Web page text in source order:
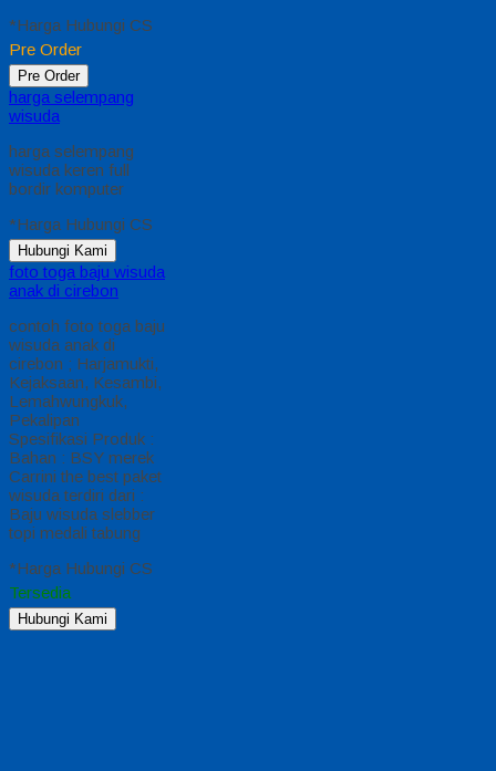
*Harga Hubungi CS
Pre Order
Pre Order
harga selempang
wisuda
harga selempang
wisuda keren full
bordir komputer
*Harga Hubungi CS
Hubungi Kami
foto toga baju wisuda
anak di cirebon
contoh foto toga baju
wisuda anak di
cirebon ; Harjamukti,
Kejaksaan, Kesambi,
Lemahwungkuk,
Pekalipan
Spesifikasi Produk :
Bahan : BSY merek
Carrini the best paket
wisuda terdiri dari :
Baju wisuda slebber
topi medali tabung
*Harga Hubungi CS
Tersedia
Hubungi Kami